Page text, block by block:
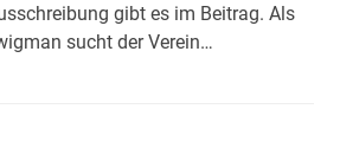
gibt es im Beitrag. Als
sucht der Verein…